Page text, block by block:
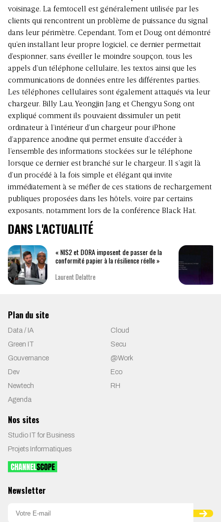
voisinage. La femtocell est généralement utilisée par les
clients qui rencontrent un problème de puissance du signal
dans leur périmètre. Cependant, Tom et Doug ont démontré
qu’en installant leur propre logiciel, ce dernier permettait
d’espionner, sans éveiller le moindre soupçon, tous les
appels d’un téléphone cellulaire, les textos ainsi que les
communications de données entre les différentes parties.
Les téléphones cellulaires sont également attaqués via leur
chargeur. Billy Lau, Yeongjin Jang et Chengyu Song ont
expliqué comment ils pouvaient dissimuler un petit
ordinateur à l’intérieur d’un chargeur pour iPhone
d’apparence anodine qui permet ensuite d’accéder à
l’ensemble des informations stockées sur le téléphone
lorsque ce dernier est branché sur le chargeur. Il s’agit là
d’un procédé à la fois simple et élégant qui invite
immédiatement à se méfier de ces stations de rechargement
publiques proposées dans les hôtels, voire par certains
exposants, notamment lors de la conférence Black Hat.
DANS L'ACTUALITÉ
« NIS2 et DORA imposent de passer de la
conformité papier à la résilience réelle »
Laurent Delattre
Plan du site
Data / IA
Cloud
Green IT
Secu
Gouvernance
@Work
Dev
Eco
Newtech
RH
Agenda
Nos sites
Studio IT for Business
Projets Informatiques
Newsletter